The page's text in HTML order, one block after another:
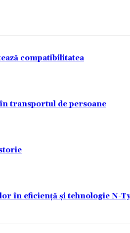
compatibilitatea
transportul de persoane
în eficiență și tehnologie N-